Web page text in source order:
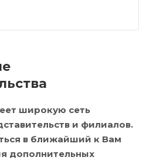
широкую сеть
и филиалов.
в ближайший к Вам
дополнительных